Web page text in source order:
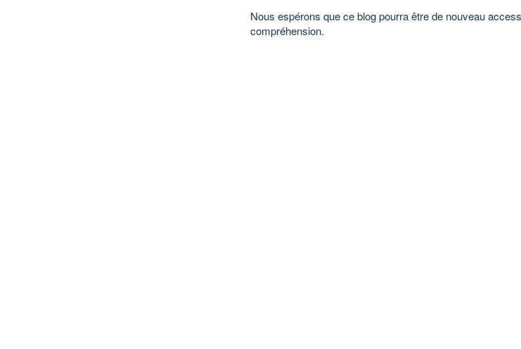
Nous espérons que ce blog pourra être de nouveau
compréhension.